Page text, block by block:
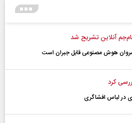
آنلاین تشریح شد
هوش مصنوعی قابل جبران است
کرد
در لباس افشاگری